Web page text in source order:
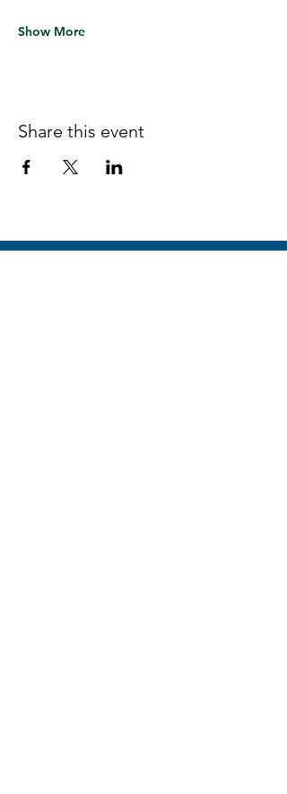
Show More
Share this event